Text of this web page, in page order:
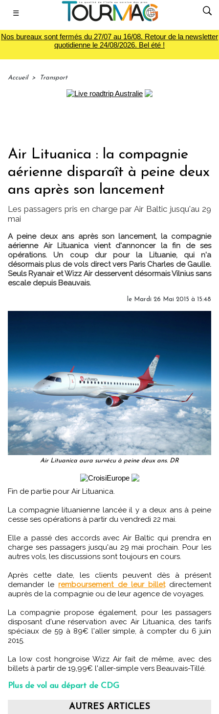
☰
Nos bureaux sont fermés du 27/07 au 16/08. Retour de la newsletter
quotidienne le 24/08/2026. Bel été !
Accueil > Transport
Air Lituanica : la compagnie
aérienne disparaît à peine deux
ans après son lancement
Les passagers pris en charge par Air Baltic jusqu'au 29
mai
A peine deux ans après son lancement, la compagnie
aérienne Air Lituanica vient d'annoncer la fin de ses
opérations. Un coup dur pour la Lituanie, qui n'a
désormais plus de vols direct vers Paris Charles de Gaulle.
Seuls Ryanair et Wizz Air desservent désormais Vilnius sans
escale depuis Beauvais.
le Mardi 26 Mai 2015 à 15:48
Air Lituanica aura survécu à peine deux ans. DR
Fin de partie pour Air Lituanica.
La compagnie lituanienne lancée il y a deux ans à peine
cesse ses opérations à partir du vendredi 22 mai.
Elle a passé des accords avec Air Baltic qui prendra en
charge ses passagers jusqu'au 29 mai prochain. Pour les
autres vols, les discussions sont toujours en cours.
Après cette date, les clients peuvent dès à présent
demander leremboursement de leur billetdirectement
auprès de la compagnie ou de leur agence de voyages.
La compagnie propose également, pour les passagers
disposant d'une réservation avec Air Lituanica, des tarifs
spéciaux de 59 à 89€ l'aller simple, à compter du 6 juin
2015.
La low cost hongroise Wizz Air fait de même, avec des
billets à partir de 19,99€ l'aller-simple vers Beauvais-Tillé.
Plus de vol au départ de CDG
AUTRES ARTICLES